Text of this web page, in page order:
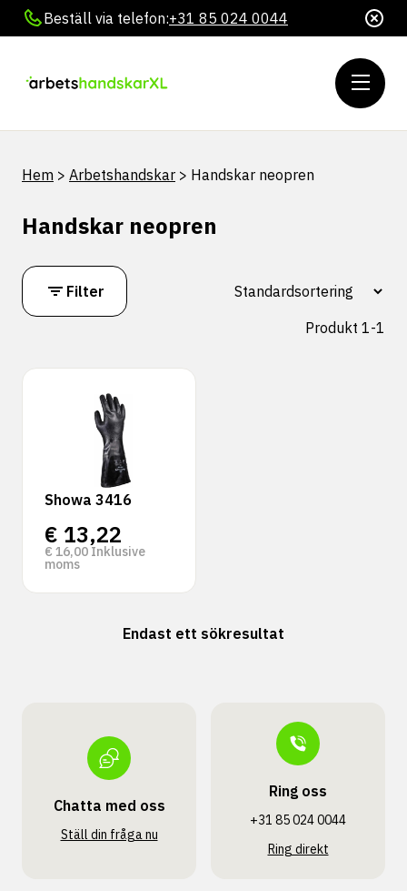
Beställ via telefon:+31 85 024 0044
Hem > Arbetshandskar > Handskar neopren
Handskar neopren
Filter
Produkt 1-1
Showa 3416
€ 13,22
€ 16,00 Inklusive
moms
Endast ett sökresultat
Chatta med oss
Ställ din fråga nu
Ring oss
+31 85 024 0044
Ring direkt